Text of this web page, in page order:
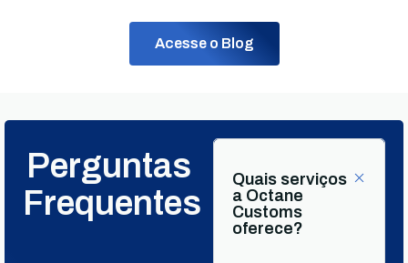
Acesse o Blog
Perguntas
Frequentes
Quais serviços
a Octane
Customs
oferece?